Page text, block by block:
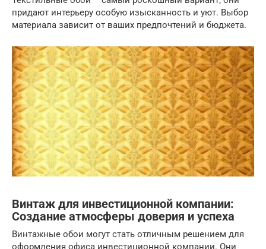
придают интерьеру особую изысканность и уют. Выбор
материала зависит от ваших предпочтений и бюджета.
Винтаж для инвестиционной компании:
Создание атмосферы доверия и успеха
Винтажные обои могут стать отличным решением для
оформления офиса инвестиционной компании. Они